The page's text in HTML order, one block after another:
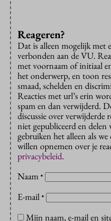
Reageren?
Dat is alleen mogelijk met
verbonden aan de VU.
met voornaam of initiaal
het onderwerp, en toon
smaad, schelden en
Reacties met url’s erin
spam en dan verwijderd.
discussie over verwijderde
niet gepubliceerd en
gebruiken het alleen als
willen opnemen over je
privacybeleid.
Naam *
E-mail *
Mijn naam, e-mail en